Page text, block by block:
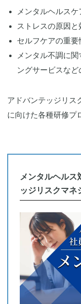
メンタルヘルス
ストレスの原因
セルフケアの重
メンタル不調に
ングサービスな
アドバンテッジリス
に向けた各種研修プ
メンタルヘルス
ッジリスクマネ